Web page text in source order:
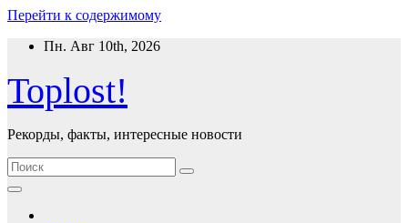
Перейти к содержимому
Пн. Авг 10th, 2026
Toplost!
Рекорды, факты, интересные новости